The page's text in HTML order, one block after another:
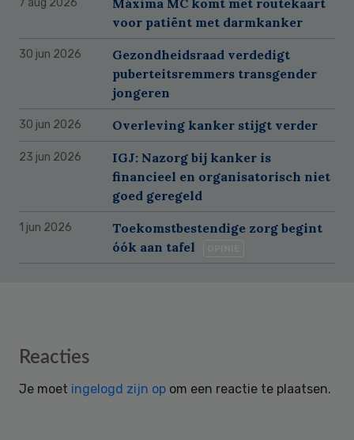
7 aug 2026
Máxima MC komt met routekaart
voor patiënt met darmkanker
30 jun 2026
Gezondheidsraad verdedigt
puberteitsremmers transgender
jongeren
30 jun 2026 Overleving kanker stijgt verder
23 jun 2026
IGJ: Nazorg bij kanker is
financieel en organisatorisch niet
goed geregeld
1 jun 2026
Toekomstbestendige zorg begint
óók aan tafel
Reader
Reacties
Je moet ingelogd zijn op om een reactie te plaatsen.